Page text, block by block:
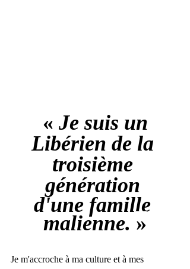
« Je suis un
Libérien de la
troisième
génération
d'une famille
malienne. »
Je m'accroche à ma culture et à mes